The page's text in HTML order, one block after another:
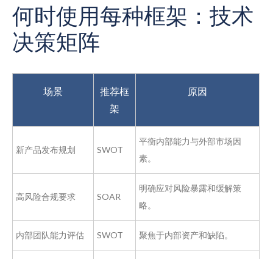
何时使用每种框架：技术
决策矩阵
场景
推荐框
架
原因
新产品发布规划 SWOT
平衡内部能力与外部市场因
素。
高风险合规要求 SOAR
明确应对风险暴露和缓解策
略。
内部团队能力评估 SWOT 聚焦于内部资产和缺陷。